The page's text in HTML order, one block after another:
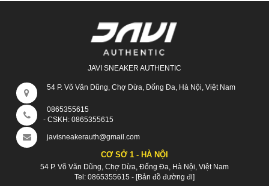
JAVI SNEAKER AUTHENTIC
54 P. Võ Văn Dũng, Chợ Dừa, Đống Đa, Hà Nội, Việt Nam
0865355615
- CSKH: 0865355615
javisneakerauth@gmail.com
CƠ SỞ 1 - HÀ NỘI
54 P. Võ Văn Dũng, Chợ Dừa, Đống Đa, Hà Nội, Việt Nam
Tel: 0865355615 - [Bản đồ đường đi]